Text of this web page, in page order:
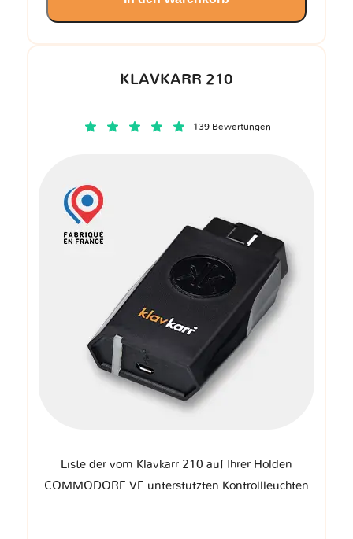
KLAVKARR 210
139 Bewertungen
Liste der vom Klavkarr 210 auf Ihrer Holden
COMMODORE VE unterstützten Kontrollleuchten